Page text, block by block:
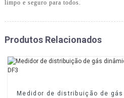
limpo e seguro para todos.
Produtos Relacionados
Medidor de distribuição de